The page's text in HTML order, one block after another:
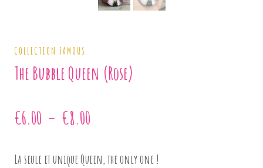
COLLECTION FAMOUS
The Bubble Queen (rose)
€6.00 – €8.00
La seule et unique Queen, the only one !